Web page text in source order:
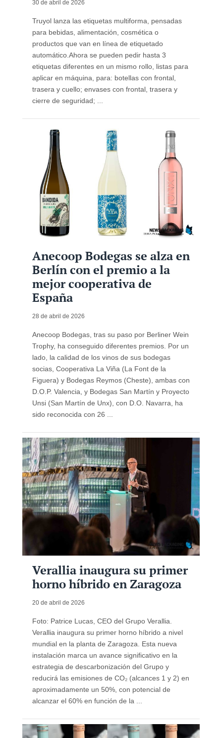
30 de abril de 2026
Truyol lanza las etiquetas multiforma, pensadas
para bebidas, alimentación, cosmética o
productos que van en línea de etiquetado
automático. ​Ahora se pueden pedir hasta 3
etiquetas diferentes en un mismo rollo, listas para
aplicar en máquina, para: botellas con frontal,
trasera y cuello; envases con frontal, trasera y
cierre de seguridad; ...
Anecoop Bodegas se alza en
Berlín con el premio a la
mejor cooperativa de
España
28 de abril de 2026
Anecoop Bodegas, tras su paso por Berliner Wein
Trophy, ha conseguido diferentes premios. Por un
lado, la calidad de los vinos de sus bodegas
socias, Cooperativa La Viña (La Font de la
Figuera) y Bodegas Reymos (Cheste), ambas con
D.O.P. Valencia, y Bodegas San Martín y Proyecto
Unsi (San Martín de Unx), con D.O. Navarra, ha
sido reconocida con 26 ...
Verallia inaugura su primer
horno híbrido en Zaragoza
20 de abril de 2026
Foto: Patrice Lucas, CEO del Grupo Verallia.
Verallia inaugura su primer horno híbrido a nivel
mundial en la planta de Zaragoza. Esta nueva
instalación marca un avance significativo en la
estrategia de descarbonización del Grupo y
reducirá las emisiones de CO₂ (alcances 1 y 2) en
aproximadamente un 50%, con potencial de
alcanzar el 60% en función de la ...